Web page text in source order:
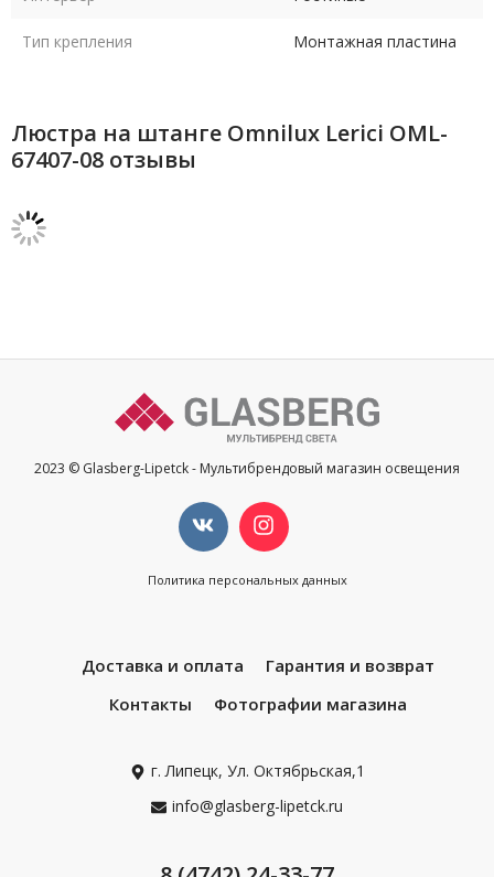
Тип крепления Монтажная пластина
Люстра на штанге Omnilux Lerici OML-
67407-08 отзывы
2023 © Glasberg-Lipetck - Мультибрендовый магазин освещения
Политика персональных данных
Доставка и оплата
Гарантия и возврат
Контакты
Фотографии магазина
г. Липецк, Ул. Октябрьская,1
info@glasberg-lipetck.ru